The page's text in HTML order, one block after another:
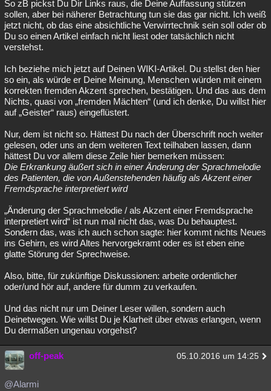
So zB pickst Du Dir Links raus, die Deine Auffassung stützen
sollen, aber bei näherer Betrachtung tun sie das gar nicht. Ich weiß
jetzt nicht, ob das eine absichtliche Verwirrtechnik sein soll oder ob
Du so einen Artikel einfach nicht liest oder tatsächlich nicht
verstehst.
Ich beziehe mich jetzt auf Deinen WIKI-Artikel. Du stellst den hier
so ein, als würde er Deine Meinung, Menschen würden mit einem
korrekten fremden Akzent sprechen, bestätigen. Und das aus dem
Nichts, quasi von „fremden Mächten“ (und ich denke, Du willst hier
auf „Geister“ raus) eingeflüstert.
Nur, dem ist nicht so. Hättest Du nach der Überschrift noch weiter
gelesen, oder uns an dem weiteren Text teilhaben lassen, dann
hättest Du vor allem diese Zeile hier bemerken müssen:
Die Erkrankung äußert sich in einer Änderung der Sprachmelodie
des Patienten, die von Außenstehenden häufig als Akzent einer
Fremdsprache interpretiert wird
„Änderung der Sprachmelodie / als Akzent einer Fremdsprache
interpretiert wird“ ist nun mal nicht das, was Du behauptest.
Sondern das, was ich auch schon sagte: hier kommt nichts Neues
ins Gehirn, es wird Altes hervorgekramt oder es ist eben eine
glatte Störung der Sprechweise.
Also, bitte, für zukünftige Diskussionen: arbeite ordentlicher
oder/und hör auf, andere für dumm zu verkaufen.
Und das nicht nur um Deiner Leser willen, sondern auch
Deinetwegen. Wie willst Du je Klarheit über etwas erlangen, wenn
Du dermaßen ungenau vorgehst?
off-peak 05.10.2016 um 14:25
@Alarmi